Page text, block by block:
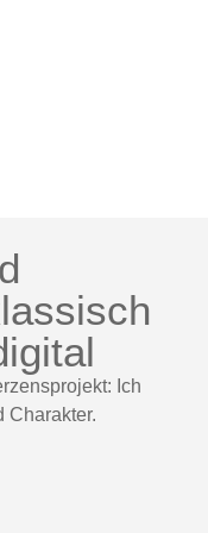
Ich
Charakter.